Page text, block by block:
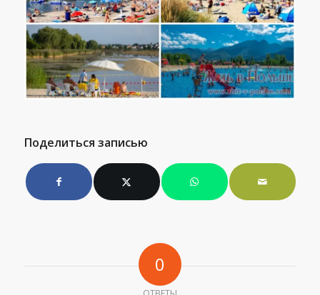
Поделиться записью
0